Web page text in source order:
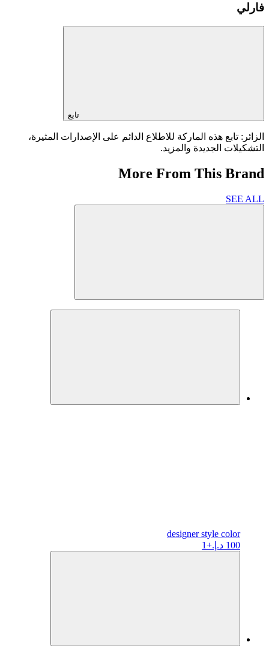
فارلي
تابع
الزائر: تابع هذه الماركة للاطلاع الدائم على الإصدارات المثيرة،
التشكيلات الجديدة والمزيد.
More From This Brand
SEE ALL
designerstyle color
100 د.إ.
+1